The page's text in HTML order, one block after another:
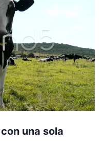
una sola